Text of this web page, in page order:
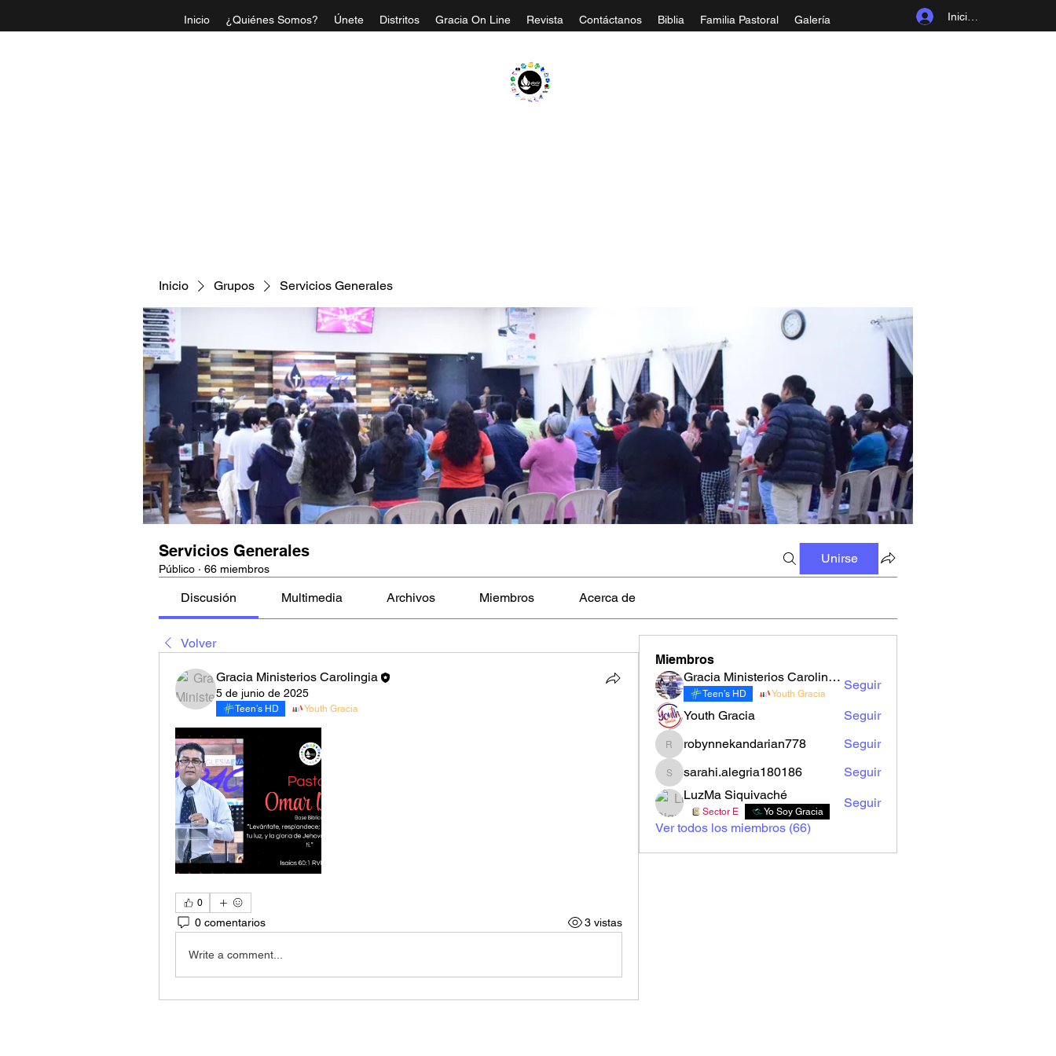
Iniciar sesión
Inicio ¿Quiénes Somos? Únete Distritos Gracia On Line Revista Contáctanos Biblia Familia Pastoral Galería
Inicio Grupos Servicios Generales
Servicios Generales
Público · 66 miembros
Unirse
Discusión Multimedia Archivos Miembros Acerca de
Volver
Gracia Ministerios Carolingia
5 de junio de 2025
Teen’s HD Youth Gracia
0
0 comentarios 3 vistas
Write a comment...
Miembros
Gracia Ministerios Carolingia
Teen’s HD Youth Gracia
Seguir
Youth Gracia Seguir
robynnekandarian778
robynnekandarian778 Seguir
sarahi.alegria180186
sarahi.alegria180186
Seguir
LuzMa Siquivaché
Sector E Yo Soy Gracia
Seguir
Ver todos los miembros (66)